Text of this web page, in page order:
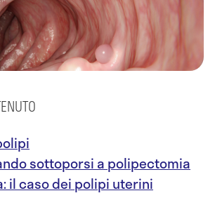
sottoporsi a polipectomia
il caso dei polipi uterini